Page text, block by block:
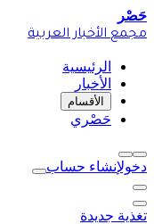
حَصْر
مجمع الأخبار العربية
الرئيسية
الأخبار
الأقسام
حَصْري
دخولإنشاء حساب
تغذية جديدة